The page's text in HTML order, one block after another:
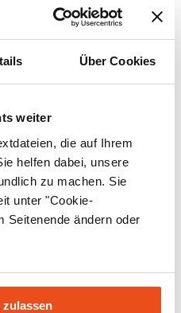
Über Cookies
weiter
die auf Ihrem
helfen dabei, unsere
zu machen. Sie
unter "Cookie-
Seitenende ändern oder